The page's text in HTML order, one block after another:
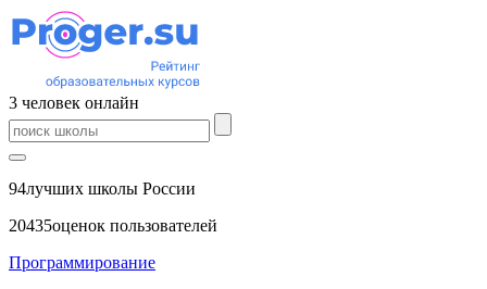
3 человек онлайн
94лучших школы России
20435оценок пользователей
Программирование